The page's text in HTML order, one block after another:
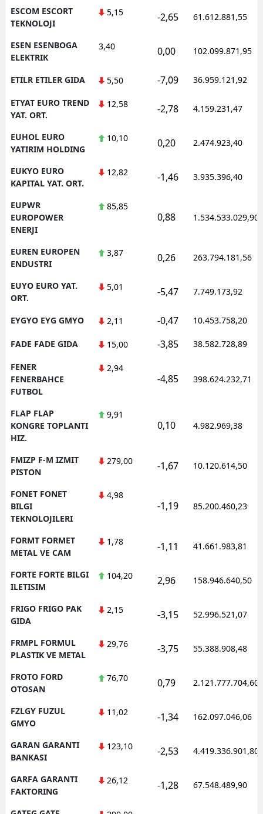
ESCOM ESCORT
TEKNOLOJI
5,15 -2,65 61.612.881,55
ESEN ESENBOGA
ELEKTRIK
3,40 0,00 102.099.871,95
ETILR ETILER GIDA 5,50 -7,09 36.959.121,92
ETYAT EURO TREND
YAT. ORT.
12,58 -2,78 4.159.231,47
EUHOL EURO
YATIRIM HOLDING
10,10 0,20 2.474.923,40
EUKYO EURO
KAPITAL YAT. ORT.
12,82 -1,46 3.935.396,40
EUPWR
EUROPOWER
ENERJI
85,85
0,88 1.534.533.029,90
EUREN EUROPEN
ENDUSTRI
3,87 0,26 263.794.181,56
EUYO EURO YAT.
ORT.
5,01 -5,47 7.749.173,92
EYGYO EYG GMYO 2,11 -0,47 10.453.758,20
FADE FADE GIDA 15,00 -3,85 38.582.728,89
FENER
FENERBAHCE
FUTBOL
2,94
-4,85 398.624.232,71
FLAP FLAP
KONGRE TOPLANTI
HIZ.
9,91
0,10 4.982.969,38
FMIZP F-M IZMIT
PISTON
279,00 -1,67 10.120.614,50
FONET FONET
BILGI
TEKNOLOJILERI
4,98
-1,19 85.200.460,23
FORMT FORMET
METAL VE CAM
1,78 -1,11 41.661.983,81
FORTE FORTE BILGI
ILETISIM
104,20 2,96 158.946.640,50
FRIGO FRIGO PAK
GIDA
2,15 -3,15 52.996.521,07
FRMPL FORMUL
PLASTIK VE METAL
29,76 -3,75 55.388.908,48
FROTO FORD
OTOSAN
76,70 0,79 2.121.777.704,60
FZLGY FUZUL
GMYO
11,02 -1,34 162.097.046,06
GARAN GARANTI
BANKASI
123,10 -2,53 4.419.336.901,80
GARFA GARANTI
FAKTORING
26,12 -1,28 67.548.489,90